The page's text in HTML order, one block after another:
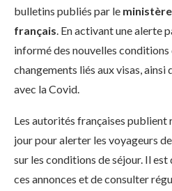
bulletins publiés par le
français. En activant une alerte
informé des nouvelles conditions
changements liés aux visas,
avec la Covid.
Les autorités françaises publient
jour pour alerter les voyageurs
sur les conditions de séjour. Il
ces annonces et de consulter